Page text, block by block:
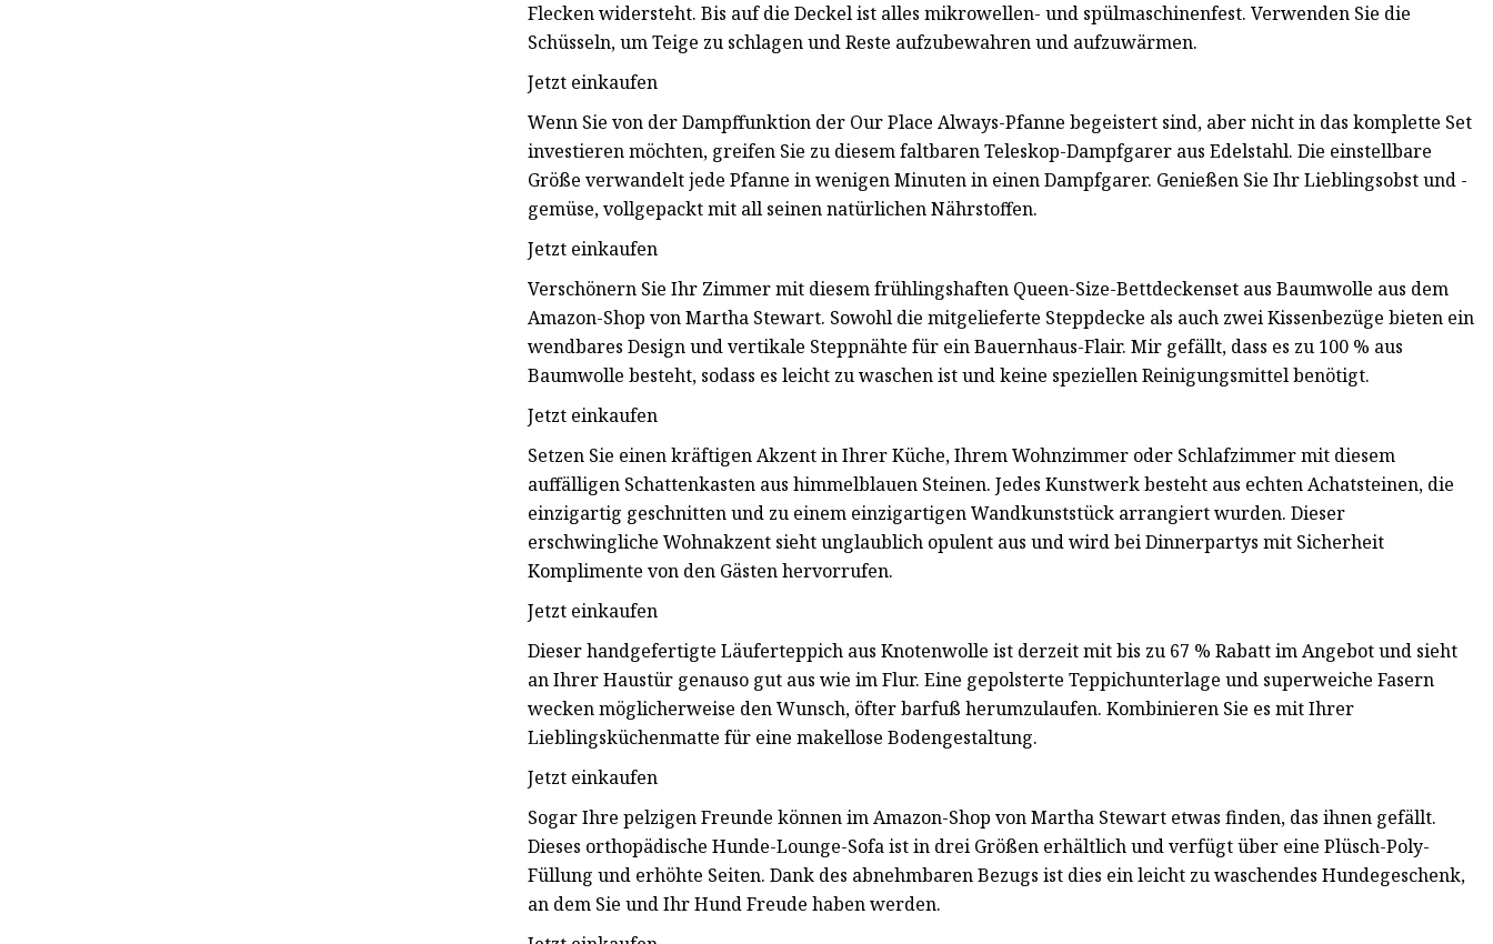
Flecken widersteht. Bis auf die Deckel ist alles mikrowellen- und spülmaschinenfest. Verwenden Sie die
Schüsseln, um Teige zu schlagen und Reste aufzubewahren und aufzuwärmen.
Jetzt einkaufen
Wenn Sie von der Dampffunktion der Our Place Always-Pfanne begeistert sind, aber nicht in das komplette Set
investieren möchten, greifen Sie zu diesem faltbaren Teleskop-Dampfgarer aus Edelstahl. Die einstellbare
Größe verwandelt jede Pfanne in wenigen Minuten in einen Dampfgarer. Genießen Sie Ihr Lieblingsobst und -
gemüse, vollgepackt mit all seinen natürlichen Nährstoffen.
Jetzt einkaufen
Verschönern Sie Ihr Zimmer mit diesem frühlingshaften Queen-Size-Bettdeckenset aus Baumwolle aus dem
Amazon-Shop von Martha Stewart. Sowohl die mitgelieferte Steppdecke als auch zwei Kissenbezüge bieten ein
wendbares Design und vertikale Steppnähte für ein Bauernhaus-Flair. Mir gefällt, dass es zu 100 % aus
Baumwolle besteht, sodass es leicht zu waschen ist und keine speziellen Reinigungsmittel benötigt.
Jetzt einkaufen
Setzen Sie einen kräftigen Akzent in Ihrer Küche, Ihrem Wohnzimmer oder Schlafzimmer mit diesem
auffälligen Schattenkasten aus himmelblauen Steinen. Jedes Kunstwerk besteht aus echten Achatsteinen, die
einzigartig geschnitten und zu einem einzigartigen Wandkunststück arrangiert wurden. Dieser
erschwingliche Wohnakzent sieht unglaublich opulent aus und wird bei Dinnerpartys mit Sicherheit
Komplimente von den Gästen hervorrufen.
Jetzt einkaufen
Dieser handgefertigte Läuferteppich aus Knotenwolle ist derzeit mit bis zu 67 % Rabatt im Angebot und sieht
an Ihrer Haustür genauso gut aus wie im Flur. Eine gepolsterte Teppichunterlage und superweiche Fasern
wecken möglicherweise den Wunsch, öfter barfuß herumzulaufen. Kombinieren Sie es mit Ihrer
Lieblingsküchenmatte für eine makellose Bodengestaltung.
Jetzt einkaufen
Sogar Ihre pelzigen Freunde können im Amazon-Shop von Martha Stewart etwas finden, das ihnen gefällt.
Dieses orthopädische Hunde-Lounge-Sofa ist in drei Größen erhältlich und verfügt über eine Plüsch-Poly-
Füllung und erhöhte Seiten. Dank des abnehmbaren Bezugs ist dies ein leicht zu waschendes Hundegeschenk,
an dem Sie und Ihr Hund Freude haben werden.